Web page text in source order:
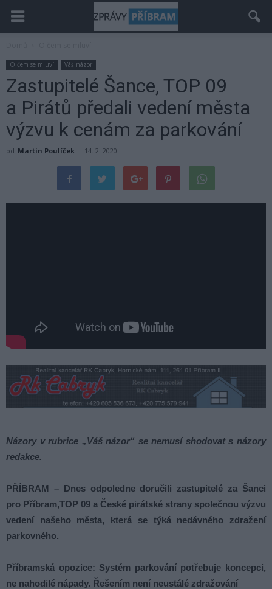
O čem se mluví Váš názor
Zastupitelé Šance, TOP 09
a Pirátů předali vedení města
výzvu k cenám za parkování
od Martin Poulíček - 14. 2. 2020
Názory v rubrice „Váš názor“ se nemusí shodovat s názory
redakce.
PŘÍBRAM – Dnes odpoledne doručili zastupitelé za Šanci
pro Příbram,TOP 09 a České pirátské strany společnou výzvu
vedení našeho města, která se týká nedávného zdražení
parkovného.
Příbramská opozice: Systém parkování potřebuje koncepci,
ne nahodilé nápady. Řešením není neustálé zdražování